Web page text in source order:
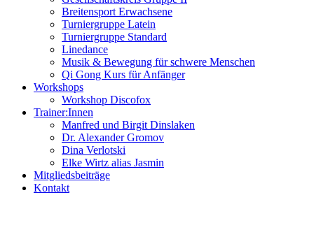
Breitensport Erwachsene
Turniergruppe Latein
Turniergruppe Standard
Linedance
Musik & Bewegung für schwere Menschen​
Qi Gong Kurs für Anfänger
Workshops
Workshop Discofox
Trainer:Innen
Manfred und Birgit Dinslaken
Dr. Alexander Gromov
Dina Verlotski
Elke Wirtz alias Jasmin
Mitgliedsbeiträge
Kontakt